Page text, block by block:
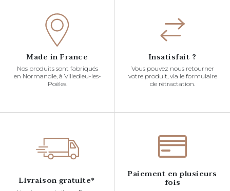
Made in France
Nos produits sont fabriqués
en Normandie, à Villedieu-les-
Poêles.
Insatisfait ?
Vous pouvez nous retourner
votre produit, via le formulaire
de rétractation.
Livraison gratuite*
Paiement en plusieurs
fois